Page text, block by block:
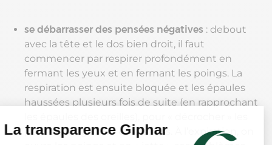
se débarrasser des pensées négatives : debout
avec la tête et le dos bien droit, il faut
commencer par respirer profondément en
fermant les yeux et en fermant les poings. La
respiration est ensuite bloquée et les épaules
haussées plusieurs fois de suite (en rapprochant
pensées négatives et le stress. À l’expiration, on